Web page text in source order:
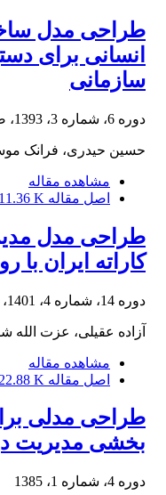
طراحی مدل
انسانی برای
سازمانی
دوره 6، شماره 3، 1393، صفحه
حسین حیدری، فرانک
مشاهده مقاله
اصل مقاله K
طراحی مدل
کاراته ایران با
دوره 14، شماره 4، 1401، صفحه
آزاده عقیلی، عزت
مشاهده مقاله
اصل مقاله K
طراحی مدلی
بخشی مدیریت
دوره 4، شماره 1، 1385